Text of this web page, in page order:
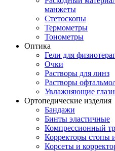
манжеты
Стетоскопы
Термометры
Тонометры
Оптика
Гели для
Очки
Растворы для линз
Растворы
Увлажняющие
Ортопедические изделия
Бандажи
Бинты эластичные
Компрессионный
Корректоры стопы
Корсеты и